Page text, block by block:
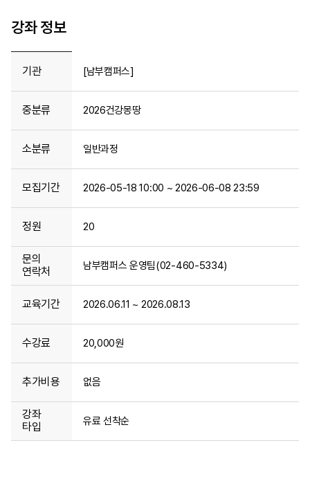
강좌 정보
기관 [남부캠퍼스]
중분류 2026건강몽땅
소분류 일반과정
모집기간 2026-05-18 10:00 ~ 2026-06-08 23:59
정원 20
문의
연락처
남부캠퍼스 운영팀(02-460-5334)
교육기간 2026.06.11 ~ 2026.08.13
수강료 20,000원
추가비용 없음
강좌
타입
유료 선착순